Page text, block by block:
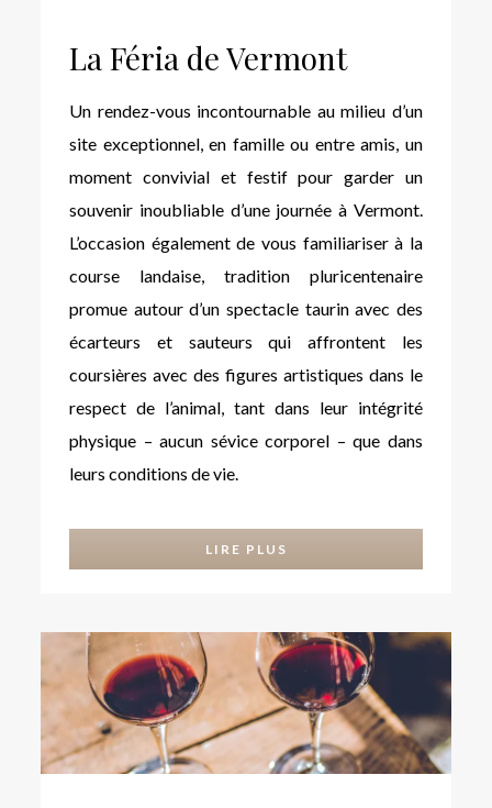
La Féria de Vermont
Un rendez-vous incontournable au milieu d’un
site exceptionnel, en famille ou entre amis, un
moment convivial et festif pour garder un
souvenir inoubliable d’une journée à Vermont.
L’occasion également de vous familiariser à la
course landaise, tradition pluricentenaire
promue autour d’un spectacle taurin avec des
écarteurs et sauteurs qui affrontent les
coursières avec des figures artistiques dans le
respect de l’animal, tant dans leur intégrité
physique – aucun sévice corporel – que dans
leurs conditions de vie.
LIRE PLUS